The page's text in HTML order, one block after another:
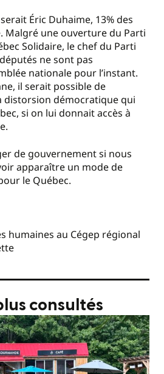
Éric Duhaime, 13% des
Malgré une ouverture du Parti
Solidaire, le chef du Parti
ne sont pas
nationale pour l’instant.
il serait possible de
distorsion démocratique qui
si on lui donnait accès à
de gouvernement si nous
apparaître un mode de
le Québec.
humaines au Cégep régional
consultés